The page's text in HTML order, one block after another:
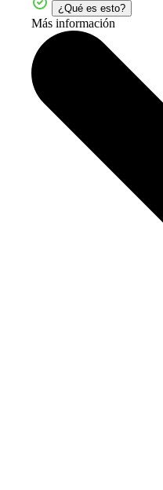
¿Qué es esto?
Más información